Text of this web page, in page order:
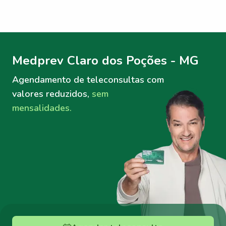
Medprev Claro dos Poções - MG
Agendamento de teleconsultas com
valores reduzidos, sem
mensalidades.